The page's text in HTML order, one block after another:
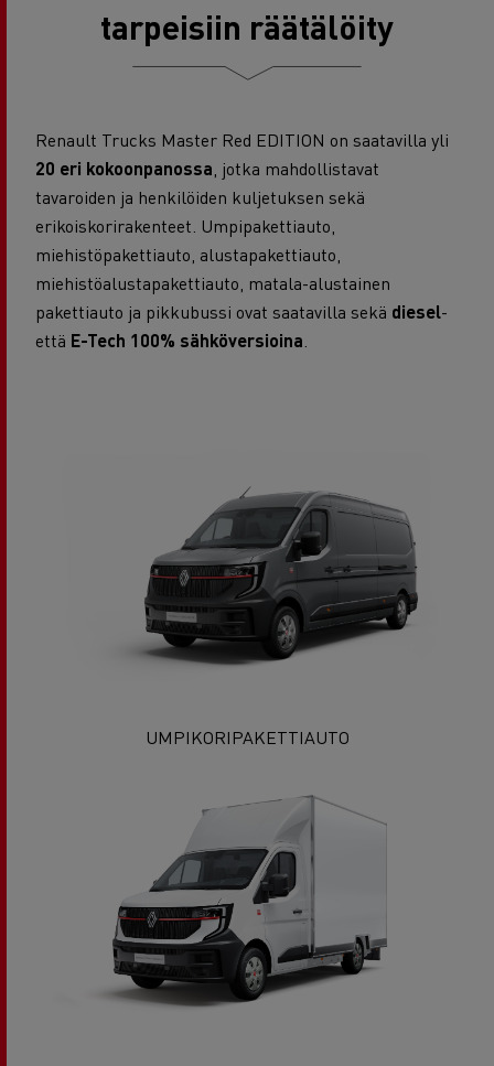
tarpeisiin räätälöity
Renault Trucks Master Red EDITION on saatavilla yli
20 eri kokoonpanossa, jotka mahdollistavat
tavaroiden ja henkilöiden kuljetuksen sekä
erikoiskorirakenteet. Umpipakettiauto,
miehistöpakettiauto, alustapakettiauto,
miehistöalustapakettiauto, matala-alustainen
pakettiauto ja pikkubussi ovat saatavilla sekä diesel-
että E-Tech 100% sähköversioina.
UMPIKORIPAKETTIAUTO